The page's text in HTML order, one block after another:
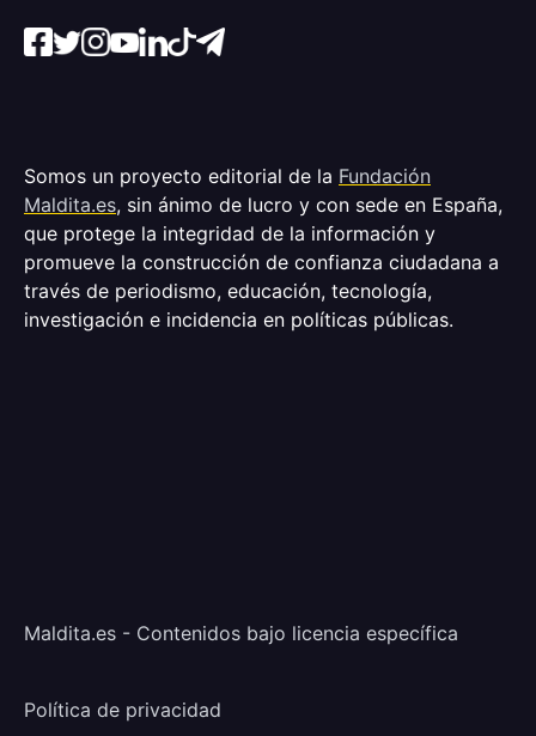
Somos un proyecto editorial de la Fundación
Maldita.es, sin ánimo de lucro y con sede en España,
que protege la integridad de la información y
promueve la construcción de confianza ciudadana a
través de periodismo, educación, tecnología,
investigación e incidencia en políticas públicas.
Maldita.es - Contenidos bajo licencia específica
Política de privacidad